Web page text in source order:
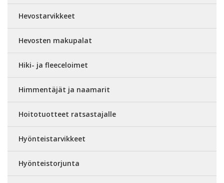
Hevostarvikkeet
Hevosten makupalat
Hiki- ja fleeceloimet
Himmentäjät ja naamarit
Hoitotuotteet ratsastajalle
Hyönteistarvikkeet
Hyönteistorjunta